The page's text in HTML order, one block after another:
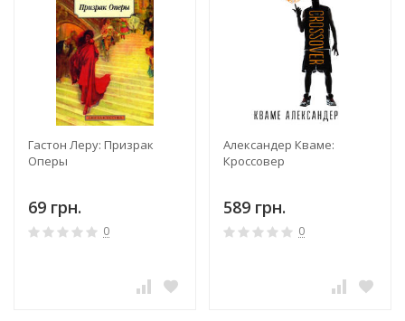
Гастон Леру: Призрак
Оперы
69 грн.
0
Александер Кваме:
Кроссовер
589 грн.
0